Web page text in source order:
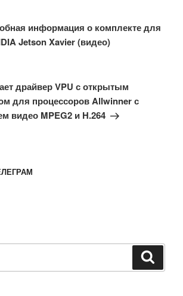
информация о комплекте для
Jetson Xavier (видео)
драйвер VPU с открытым
для процессоров Allwinner с
видео MPEG2 и H.264